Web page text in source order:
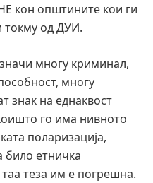
кон општините кои ги
токму од ДУИ.
многу криминал,
многу
знак на еднаквост
го има нивното
поларизација,
било етничка
теза им е погрешна.